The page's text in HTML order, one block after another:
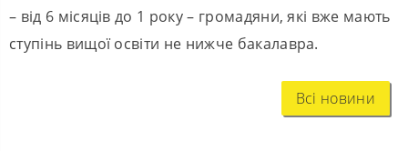
– від 6 місяців до 1 року – громадяни, які вже мають
ступінь вищої освіти не нижче бакалавра.
Всі новини